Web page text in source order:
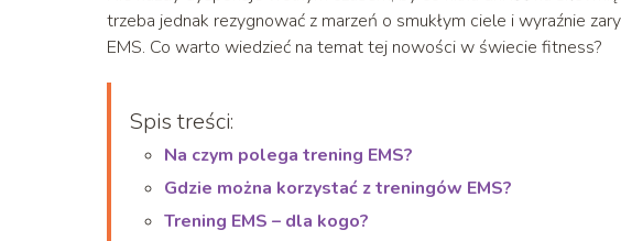
trzeba jednak rezygnować z marzeń o smukłym ciele i wyraźnie
EMS. Co warto wiedzieć na temat tej nowości w świecie fitness?
Spis treści:
Na czym polega trening EMS?
Gdzie można korzystać z treningów EMS?
Trening EMS – dla kogo?